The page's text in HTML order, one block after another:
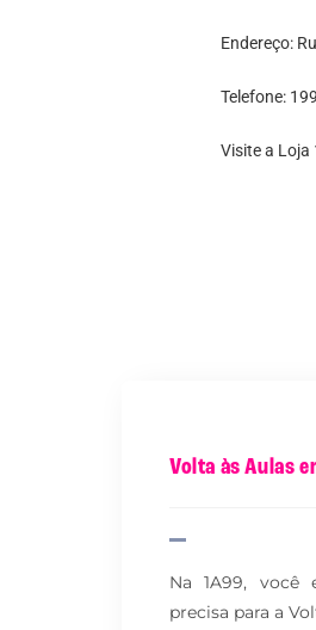
Endereço:
Telefone:
Visite a Loja
Volta às Aulas
Na 1A99, você
precisa para a